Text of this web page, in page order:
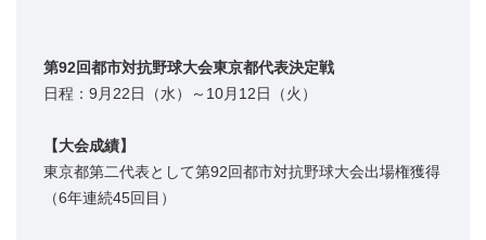
第92回都市対抗野球大会東京都代表決定戦
日程：9月22日（水）～10月12日（火）
【大会成績】
東京都第二代表として第92回都市対抗野球大会出場権獲得
（6年連続45回目）